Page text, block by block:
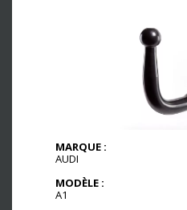
MARQUE :
AUDI
MODÈLE :
A1